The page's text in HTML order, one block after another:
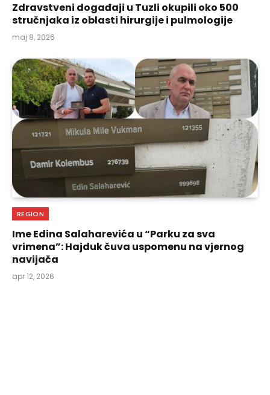
Zdravstveni događaji u Tuzli okupili oko 500
stručnjaka iz oblasti hirurgije i pulmologije
maj 8, 2026
REGION
Ime Edina Salaharevića u “Parku za sva
vrimena”: Hajduk čuva uspomenu na vjernog
navijača
apr 12, 2026